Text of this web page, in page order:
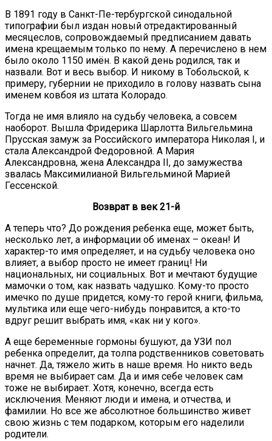
В 1891 году в Санкт-Пе-тербургской синодальной
типографии был издан новый отредактированный
месяцеслов, сопровождаемый предписанием давать
имена крещаемым только по нему. А перечислено в нем
было около 1150 имён. В какой день родился, так и
назвали. Вот и весь выбор. И никому в Тобольской, к
примеру, губернии не приходило в голову назвать сына
именем ковбоя из штата Колорадо.
Тогда не имя влияло на судьбу человека, а совсем
наоборот. Вышла Фридерика Шарлотта Вильгельмина
Прусская замуж за Российского императора Николая I, и
стала Александрой Федоровной. А Мария
Александровна, жена Александра II, до замужества
звалась Максимилианой Вильгельминой Марией
Гессенской.
Возврат в век 21-й
А теперь что? До рождения ребенка еще, может быть,
несколько лет, а информации об именах – океан! И
характер-то имя определяет, и на судьбу человека оно
влияет, а выбор просто не имеет границ! Ни
национальных, ни социальных. Вот и мечтают будущие
мамочки о том, как назвать чадушко. Кому-то просто
имечко по душе придется, кому-то герой книги, фильма,
мультика или еще чего-нибудь понравится, а кто-то
вдруг решит выбрать имя, «как ни у кого».
А еще беременные гормоны бушуют, да УЗИ пол
ребенка определит, да толпа родственников советовать
начнет. Да, тяжело жить в наше время. Но никто ведь
время не выбирает сам. Да и имя себе человек сам
тоже не выбирает. Хотя, конечно, всегда есть
исключения. Меняют люди и имена, и отчества, и
фамилии. Но все же абсолютное большинство живет
свою жизнь с тем подарком, которым его наделили
родители.